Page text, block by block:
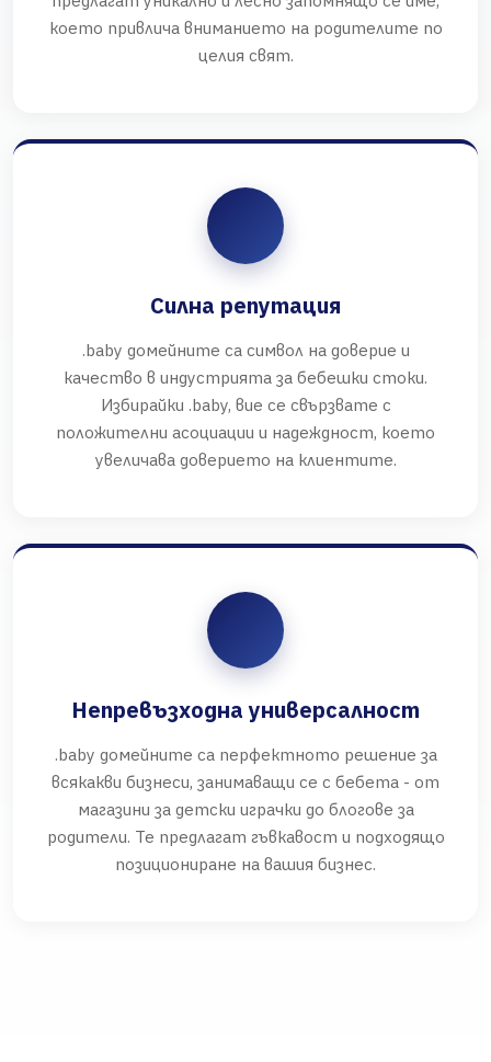
което привлича вниманието на родителите по
целия свят.
Силна репутация
.baby домейните са символ на доверие и
качество в индустрията за бебешки стоки.
Избирайки .baby, вие се свързвате с
положителни асоциации и надеждност, което
увеличава доверието на клиентите.
Непревъзходна универсалност
.baby домейните са перфектното решение за
всякакви бизнеси, занимаващи се с бебета - от
магазини за детски играчки до блогове за
родители. Те предлагат гъвкавост и подходящо
позициониране на вашия бизнес.